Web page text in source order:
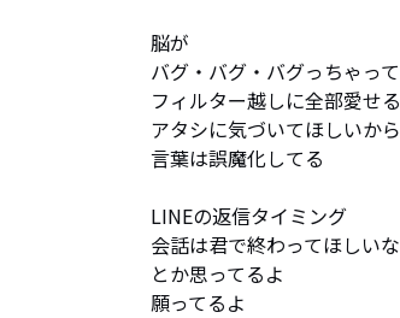
脳が
バグ・バグ・バグっちゃって
フィルター越しに全部愛せる
アタシに気づいてほしいから
言葉は誤魔化してる
LINEの返信タイミング
会話は君で終わってほしいな
とか思ってるよ
願ってるよ